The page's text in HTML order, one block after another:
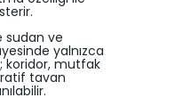
sudan ve
yalnızca
koridor, mutfak
tavan